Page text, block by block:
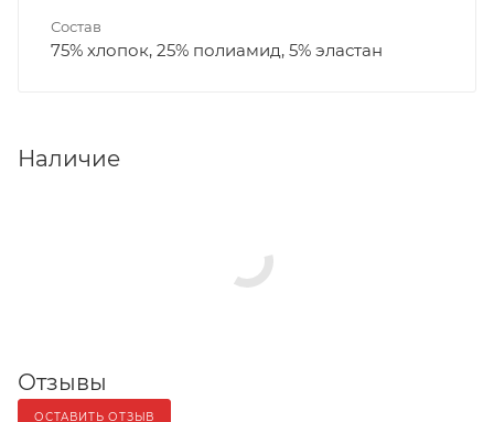
Состав
75% хлопок, 25% полиамид, 5% эластан
Наличие
Отзывы
ОСТАВИТЬ ОТЗЫВ